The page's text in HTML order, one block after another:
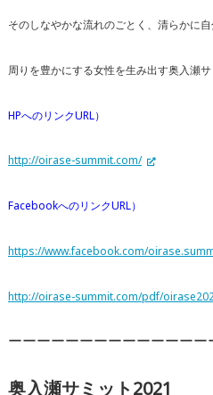
そのしなやかな流れのごとく、清らかに自
周りを豊かにする女性を生み出す奥入瀬サ
HPへのリンクURL）
http://oirase-summit.com/
FacebookへのリンクURL）
https://www.facebook.com/
http://oirase-summit.com/pdf/
ーーーーーーーーーーーーーー
奥入瀬サミット2021